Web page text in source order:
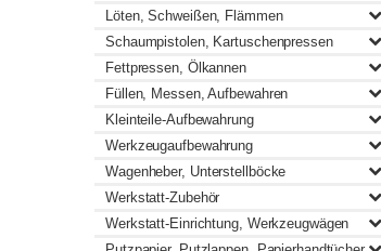
Löten, Schweißen, Flämmen
Schaumpistolen, Kartuschenpressen
Fettpressen, Ölkannen
Füllen, Messen, Aufbewahren
Kleinteile-Aufbewahrung
Werkzeugaufbewahrung
Wagenheber, Unterstellböcke
Werkstatt-Zubehör
Werkstatt-Einrichtung, Werkzeugwägen